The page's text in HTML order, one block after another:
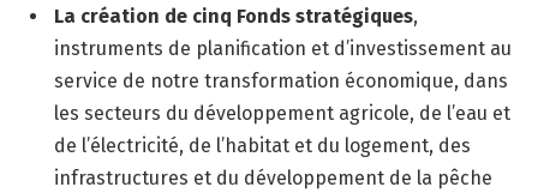
La création de cinq Fonds stratégiques,
instruments de planification et d’investissement au
service de notre transformation économique, dans
les secteurs du développement agricole, de l’eau et
de l’électricité, de l’habitat et du logement, des
infrastructures et du développement de la pêche